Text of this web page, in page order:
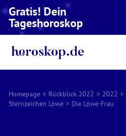
Gratis! Dein
Tageshoroskop
Homepage > Rückblick 2022 > 2022 >
Sternzeichen Löwe > Die Löwe-Frau